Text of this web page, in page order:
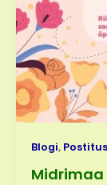
Blogi, Postitus
Midrimaa